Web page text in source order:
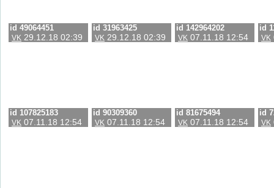
id 49064451
VK 29.12.18 02:39
id 31963425
VK 29.12.18 02:39
id 142964202
VK 07.11.18 12:54
id
VK
id 107825183
VK 07.11.18 12:54
id 90309360
VK 07.11.18 12:54
id 81675494
VK 07.11.18 12:54
id
VK